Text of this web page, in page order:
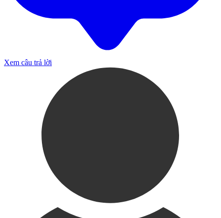
Xem câu trả lời